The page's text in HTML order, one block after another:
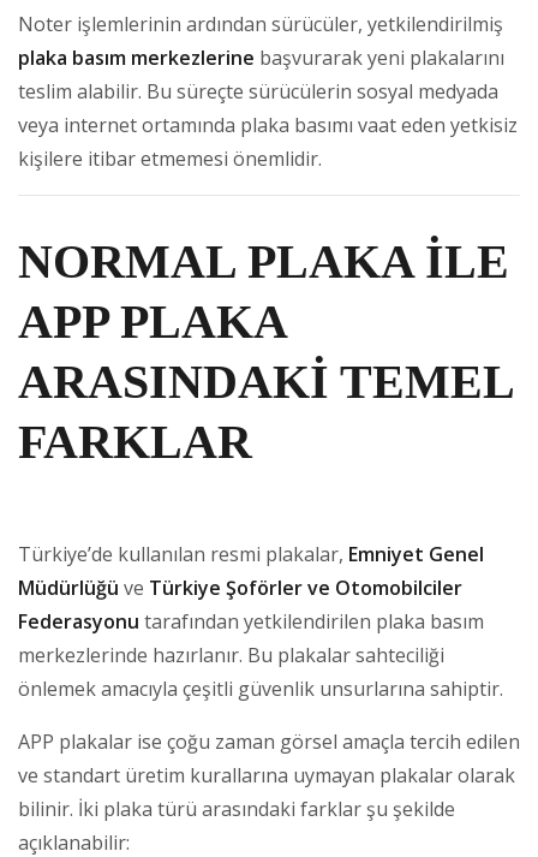
Noter işlemlerinin ardından sürücüler, yetkilendirilmiş
plaka basım merkezlerine başvurarak yeni plakalarını
teslim alabilir. Bu süreçte sürücülerin sosyal medyada
veya internet ortamında plaka basımı vaat eden yetkisiz
kişilere itibar etmemesi önemlidir.
NORMAL PLAKA İLE
APP PLAKA
ARASINDAKİ TEMEL
FARKLAR
Türkiye’de kullanılan resmi plakalar, Emniyet Genel
Müdürlüğü ve Türkiye Şoförler ve Otomobilciler
Federasyonu tarafından yetkilendirilen plaka basım
merkezlerinde hazırlanır. Bu plakalar sahteciliği
önlemek amacıyla çeşitli güvenlik unsurlarına sahiptir.
APP plakalar ise çoğu zaman görsel amaçla tercih edilen
ve standart üretim kurallarına uymayan plakalar olarak
bilinir. İki plaka türü arasındaki farklar şu şekilde
açıklanabilir: